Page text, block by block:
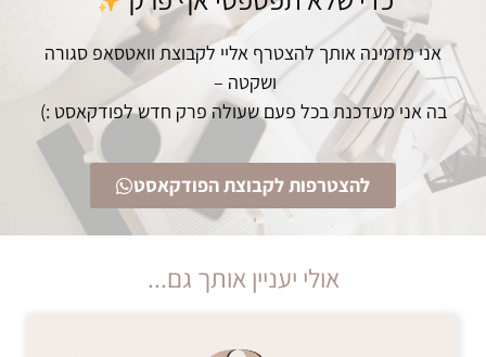
אני מזמינה אותך להצטרף אליי לקבוצת וואטסאפ סגורה
ושקטה –
בה אני מעדכנת בכל פעם שעולה פרק חדש לפודקאסט :)
להצטרפות לקבוצת הפודקאסט
אולי יעניין אותך גם...